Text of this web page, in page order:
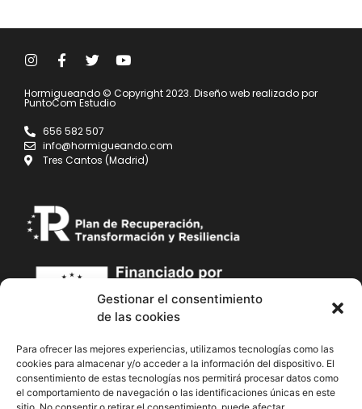
Gestionar el consentimiento
de las cookies
Para ofrecer las mejores experiencias, utilizamos tecnologías como las
cookies para almacenar y/o acceder a la información del dispositivo. El
consentimiento de estas tecnologías nos permitirá procesar datos como
el comportamiento de navegación o las identificaciones únicas en este
Hormigueando © Copyright 2023. Diseño web realizado por
PuntoCom Estudio
656 582 507
info@hormigueando.com
Tres Cantos (Madrid)